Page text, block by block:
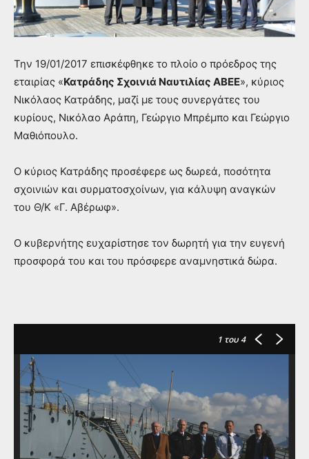
Την 19/01/2017 επισκέφθηκε το πλοίο ο πρόεδρος της
εταιρίας «Κατράδης Σχοινιά Ναυτιλίας ΑΒΕΕ», κύριος
Νικόλαος Κατράδης, μαζί με τους συνεργάτες του
κυρίους, Νικόλαο Αράπη, Γεώργιο Μπρέμπο και Γεώργιο
Μαθιόπουλο.
Ο κύριος Κατράδης προσέφερε ως δωρεά, ποσότητα
σχοινιών και συρματοσχοίνων, για κάλυψη αναγκών
του Θ/Κ «Γ. Αβέρωφ».
Ο κυβερνήτης ευχαρίστησε τον δωρητή για την ευγενή
προσφορά του και του πρόσφερε αναμνηστικά δώρα.
1 του 4